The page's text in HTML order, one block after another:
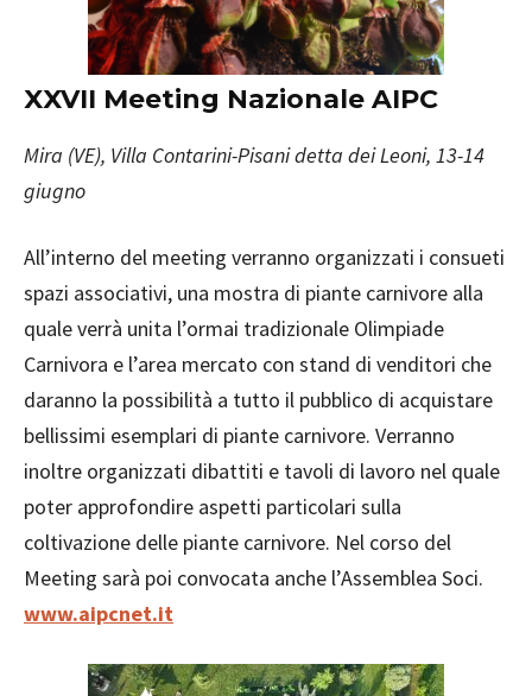
XXVII Meeting Nazionale AIPC
Mira (VE), Villa Contarini-Pisani detta dei Leoni, 13-14
giugno
All’interno del meeting verranno organizzati i consueti
spazi associativi, una mostra di piante carnivore alla
quale verrà unita l’ormai tradizionale Olimpiade
Carnivora e l’area mercato con stand di venditori che
daranno la possibilità a tutto il pubblico di acquistare
bellissimi esemplari di piante carnivore. Verranno
inoltre organizzati dibattiti e tavoli di lavoro nel quale
poter approfondire aspetti particolari sulla
coltivazione delle piante carnivore. Nel corso del
Meeting sarà poi convocata anche l’Assemblea Soci.
www.aipcnet.it